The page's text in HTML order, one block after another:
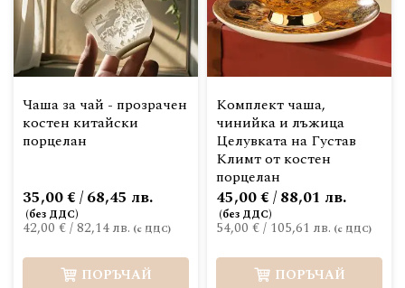
Чаша за чай - прозрачен
костен китайски
порцелан
42,00 €/82,14 лв.
35,00 € / 68,45 лв.
ПОРЪЧАЙ
Комплект чаша,
чинийка и лъжица
Целувката на Густав
Климт от костен
порцелан
54,00 €/ 105,61 лв.
45,00 € / 88,01 лв.
ПОРЪЧАЙ